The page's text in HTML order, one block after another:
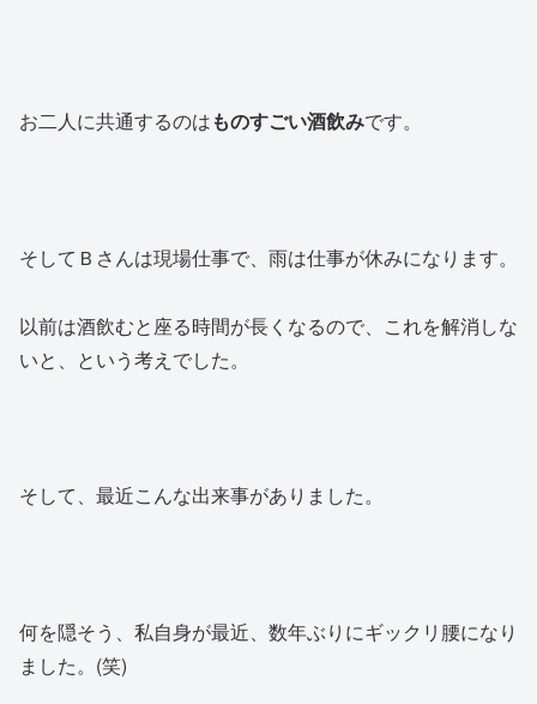
お二人に共通するのはものすごい酒飲みです。
そしてＢさんは現場仕事で、雨は仕事が休みになります。
以前は酒飲むと座る時間が長くなるので、これを解消しな
いと、という考えでした。
そして、最近こんな出来事がありました。
何を隠そう、私自身が最近、数年ぶりにギックリ腰になり
ました。(笑)